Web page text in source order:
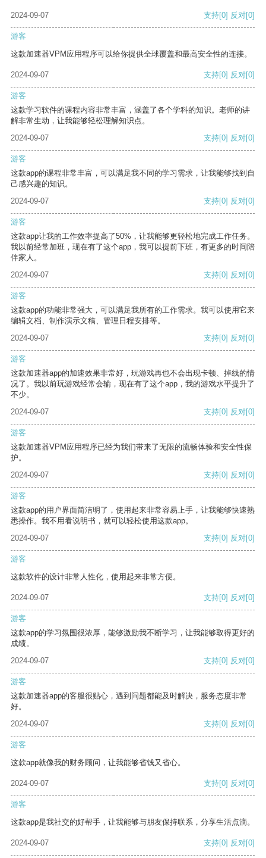
2024-09-07 支持[0] 反对[0]
游客
这款加速器VPM应用程序可以给你提供全球覆盖和最高安全性的连接。
2024-09-07 支持[0] 反对[0]
游客
这款学习软件的课程内容非常丰富，涵盖了各个学科的知识。老师的讲
解非常生动，让我能够轻松理解知识点。
2024-09-07
支持[0] 反对[0]
游客
这款app的课程非常丰富，可以满足我不同的学习需求，让我能够找到自
己感兴趣的知识。
2024-09-07
支持[0] 反对[0]
游客
这款app让我的工作效率提高了50%，让我能够更轻松地完成工作任务。
我以前经常加班，现在有了这个app，我可以提前下班，有更多的时间陪
伴家人。
2024-09-07
支持[0] 反对[0]
游客
这款app的功能非常强大，可以满足我所有的工作需求。我可以使用它来
编辑文档、制作演示文稿、管理日程安排等。
2024-09-07
支持[0] 反对[0]
游客
这款加速器app的加速效果非常好，玩游戏再也不会出现卡顿、掉线的情
况了。我以前玩游戏经常会输，现在有了这个app，我的游戏水平提升了
不少。
2024-09-07
支持[0] 反对[0]
游客
这款加速器VPM应用程序已经为我们带来了无限的流畅体验和安全性保
护。
2024-09-07
支持[0] 反对[0]
游客
这款app的用户界面简洁明了，使用起来非常容易上手，让我能够快速熟
悉操作。我不用看说明书，就可以轻松使用这款app。
2024-09-07
支持[0] 反对[0]
游客
这款软件的设计非常人性化，使用起来非常方便。
2024-09-07 支持[0] 反对[0]
游客
这款app的学习氛围很浓厚，能够激励我不断学习，让我能够取得更好的
成绩。
2024-09-07
支持[0] 反对[0]
游客
这款加速器app的客服很贴心，遇到问题都能及时解决，服务态度非常
好。
2024-09-07
支持[0] 反对[0]
游客
这款app就像我的财务顾问，让我能够省钱又省心。
2024-09-07 支持[0] 反对[0]
游客
这款app是我社交的好帮手，让我能够与朋友保持联系，分享生活点滴。
2024-09-07 支持[0] 反对[0]